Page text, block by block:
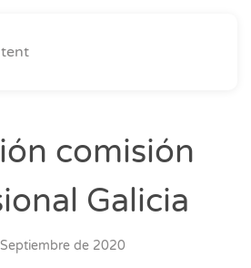
comisión
Galicia
de 2020